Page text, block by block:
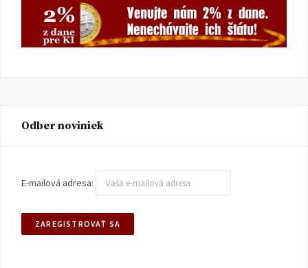
Odber noviniek
E-mailová adresa: